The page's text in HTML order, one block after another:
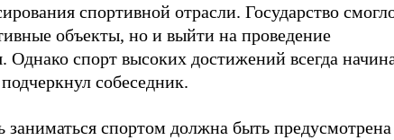
спортивной отрасли. Государство
объекты, но и выйти на проведение
Однако спорт высоких достижений всегда
собеседник.
спортом должна быть предусмотрена